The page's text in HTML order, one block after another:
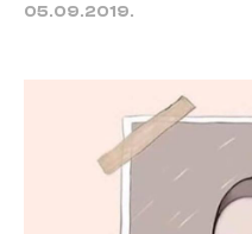
05.09.2019.